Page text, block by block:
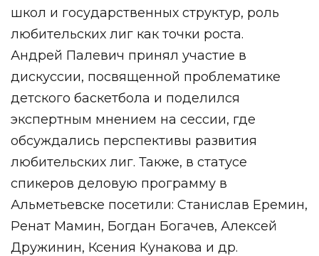
школ и государственных структур, роль
любительских лиг как точки роста.
Андрей Палевич принял участие в
дискуссии, посвященной проблематике
детского баскетбола и поделился
экспертным мнением на сессии, где
обсуждались перспективы развития
любительских лиг. Также, в статусе
спикеров деловую программу в
Альметьевске посетили: Станислав Еремин,
Ренат Мамин, Богдан Богачев, Алексей
Дружинин, Ксения Кунакова и др.